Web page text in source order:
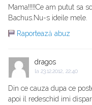
Mama!!!!!Ce am putut sa
Bachus.Nu-s ideile mele.
Raportează abuz
dragos
la 23.12.2012, 22:40
Din ce cauza dupa ce
apoi il redeschid imi